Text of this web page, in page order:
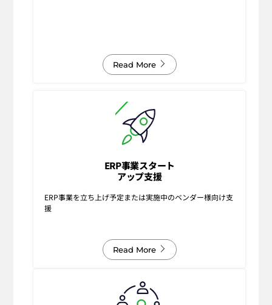
Read More
ERP事業スタート
アップ支援
ERP事業を立ち上げ予定または実施中のベンダー様向け支
援
Read More